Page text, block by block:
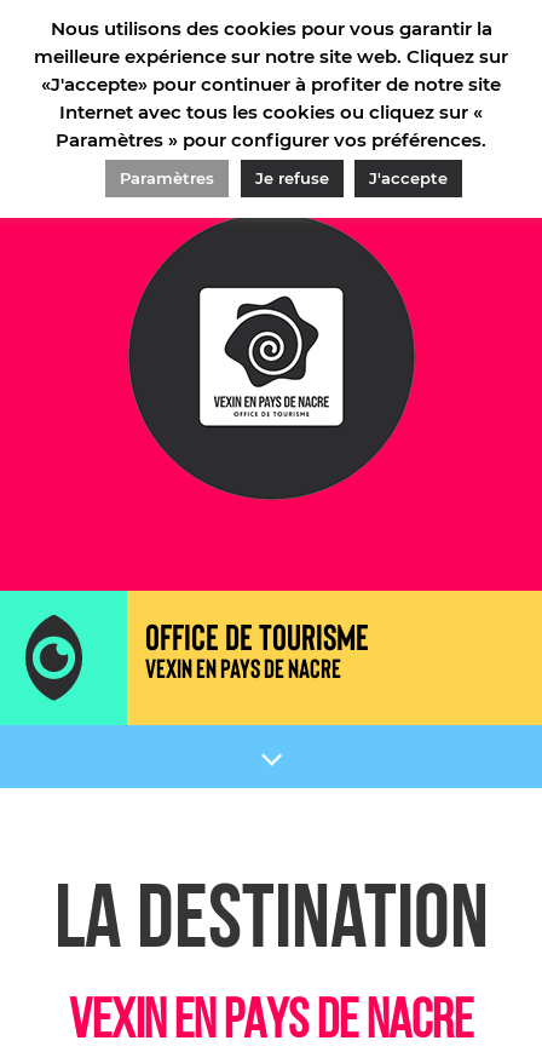
OFFICE DE TOURISME
VEXIN EN PAYS DE NACRE
La Destination
VEXIN EN PAYS DE NACRE
Nous utilisons des cookies pour vous garantir la
meilleure expérience sur notre site web. Cliquez sur
«J'accepte» pour continuer à profiter de notre site
Internet avec tous les cookies ou cliquez sur «
Paramètres » pour configurer vos préférences.
Paramètres Je refuse J'accepte